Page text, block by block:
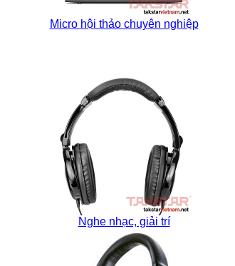
Micro hội thảo chuyên nghiệp
Nghe nhạc, giải trí